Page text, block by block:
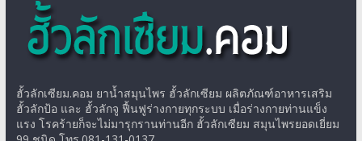
ฮั้วลักเซียม.คอม ยาน้ำสมุนไพร ฮั้วลักเซียม ผลิตภัณฑ์อาหารเสริม
ฮั้วลักป้อ และ ฮั้วลักจู ฟื้นฟูร่างกายทุกระบบ เมื่อร่างกายท่านแข็ง
แรง โรคร้ายก็จะไม่มารุกรานท่านอีก ฮั้วลักเซียม สมุนไพรยอดเยี่ยม